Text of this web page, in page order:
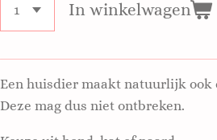
In winkelwagen
Een huisdier maakt natuurlijk ook
Deze mag dus niet ontbreken.